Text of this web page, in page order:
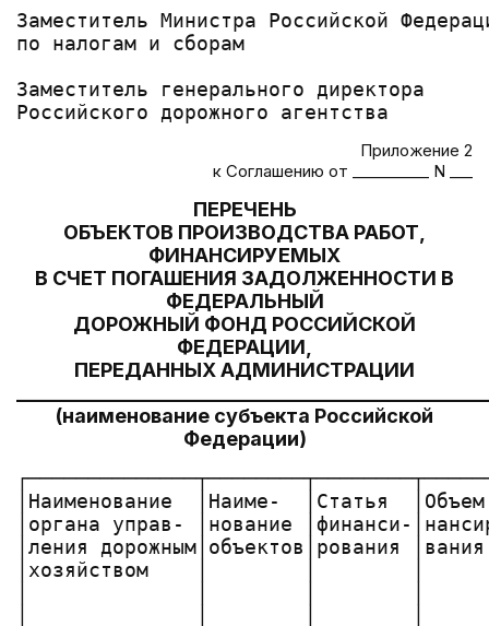
Заместитель Министра Российской
по налогам и сборам
Заместитель генерального директора
Приложение 2
к Соглашению от __________ N ___
ПЕРЕЧЕНЬ
ОБЪЕКТОВ ПРОИЗВОДСТВА РАБОТ,
ФИНАНСИРУЕМЫХ
В СЧЕТ ПОГАШЕНИЯ ЗАДОЛЖЕННОСТИ В
ФЕДЕРАЛЬНЫЙ
ДОРОЖНЫЙ ФОНД РОССИЙСКОЙ
ФЕДЕРАЦИИ,
ПЕРЕДАННЫХ АДМИНИСТРАЦИИ
(наименование субъекта Российской
Федерации)
│Наименование  │Наиме-  │Статья
│органа управ- │нование │финанси-
│ления дорожным│объектов│рования
│хозяйством    │        │        │